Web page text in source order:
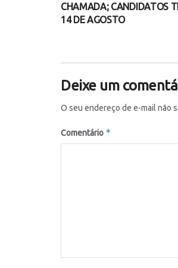
CHAMADA; CANDIDATOS
14 DE AGOSTO
Deixe um
O seu endereço de e-mail não
Comentário *